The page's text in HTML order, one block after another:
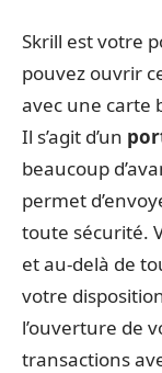
Skrill est votre
pouvez ouvrir
avec une carte
Il s’agit d’un
beaucoup
permet
toute sécurité.
et au-delà de
votre
l’ouverture de
transactions